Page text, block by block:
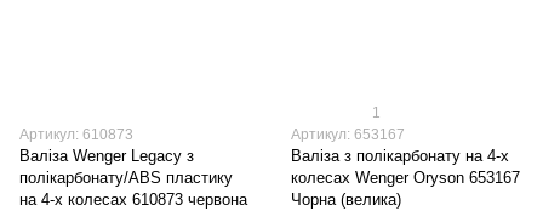
Артикул: 610873
Валіза Wenger Legacy з
полікарбонату/ABS пластику
на 4-х колесах 610873 червона
1
Артикул: 653167
Валіза з полікарбонату на 4-х
колесах Wenger Oryson 653167
Чорна (велика)